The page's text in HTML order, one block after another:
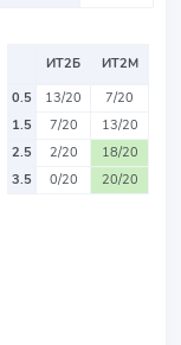
ИТ2Б
ИТ2М
0.5
13/20
7/20
1.5
7/20
13/20
2.5
2/20
18/20
3.5
0/20 20/20